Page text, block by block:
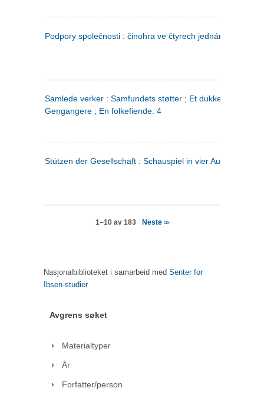
Podpory společnosti : činohra ve čtyrech jednáních
Samlede verker : Samfundets støtter ; Et dukkehjem ;
Gengangere ; En folkefiende. 4
Stützen der Gesellschaft : Schauspiel in vier Aufzügen
1–10 av 183 Neste >>
Nasjonalbiblioteket i samarbeid med Senter for
Ibsen-studier
Avgrens søket
Materialtyper
År
Forfatter/person